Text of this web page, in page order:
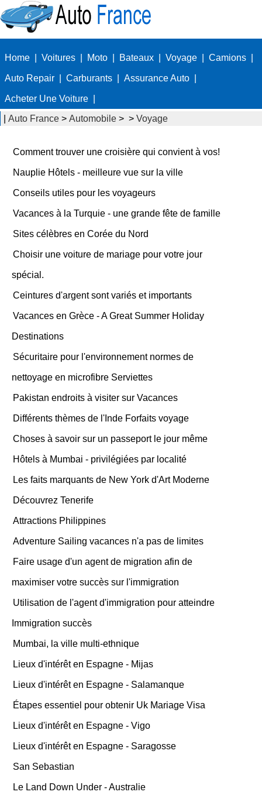
Home Voitures Moto Bateaux Voyage Camions
Auto Repair Carburants Assurance Auto
Acheter Une Voiture
Auto France > Automobile > > Voyage
Comment trouver une croisière qui convient à vos!
Nauplie Hôtels - meilleure vue sur la ville
Conseils utiles pour les voyageurs
Vacances à la Turquie - une grande fête de famille
Sites célèbres en Corée du Nord
Choisir une voiture de mariage pour votre jour
spécial.
Ceintures d'argent sont variés et importants
Vacances en Grèce - A Great Summer Holiday
Destinations
Sécuritaire pour l'environnement normes de
nettoyage en microfibre Serviettes
Pakistan endroits à visiter sur Vacances
Différents thèmes de l'Inde Forfaits voyage
Choses à savoir sur un passeport le jour même
Hôtels à Mumbai - privilégiées par localité
Les faits marquants de New York d'Art Moderne
Découvrez Tenerife
Attractions Philippines
Adventure Sailing vacances n'a pas de limites
Faire usage d'un agent de migration afin de
maximiser votre succès sur l'immigration
Utilisation de l'agent d'immigration pour atteindre
Immigration succès
Mumbai, la ville multi-ethnique
Lieux d'intérêt en Espagne - Mijas
Lieux d'intérêt en Espagne - Salamanque
Étapes essentiel pour obtenir Uk Mariage Visa
Lieux d'intérêt en Espagne - Vigo
Lieux d'intérêt en Espagne - Saragosse
San Sebastian
Le Land Down Under - Australie